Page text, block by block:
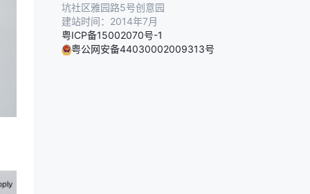
坑社区雅园路5号创意园
建站时间：2014年7月
粤ICP备15002070号-1
粤公网安备44030002009313号